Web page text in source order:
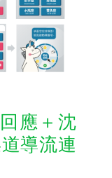
應＋沈
導流連